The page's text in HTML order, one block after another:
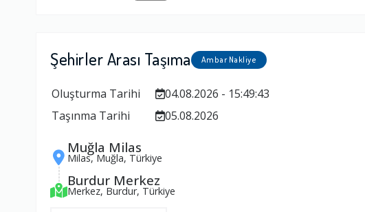
Şehirler Arası Taşıma Ambar Nakliye
Oluşturma Tarihi
04.08.2026 - 15:49:43
Taşınma Tarihi
05.08.2026
Muğla Milas
Milas, Muğla, Türkiye
Burdur Merkez
Merkez, Burdur, Türkiye